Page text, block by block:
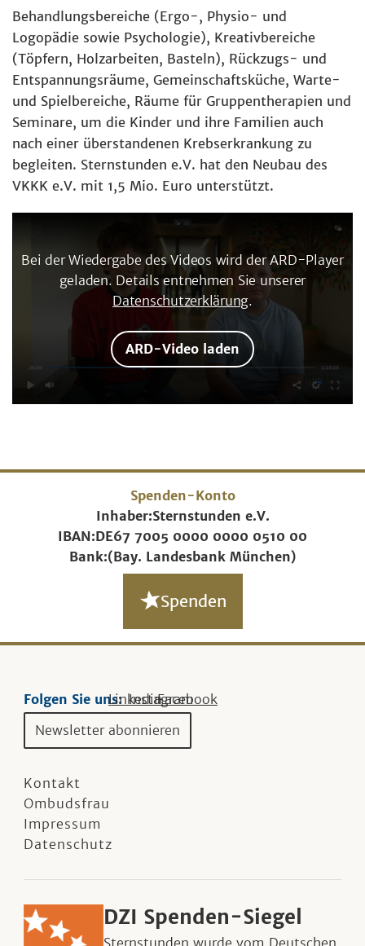
Behandlungsbereiche (Ergo-, Physio- und
Logopädie sowie Psychologie), Kreativbereiche
(Töpfern, Holzarbeiten, Basteln), Rückzugs- und
Entspannungsräume, Gemeinschaftsküche, Warte-
und Spielbereiche, Räume für Gruppentherapien und
Seminare, um die Kinder und ihre Familien auch
nach einer überstandenen Krebserkrankung zu
begleiten. Sternstunden e.V. hat den Neubau des
VKKK e.V. mit 1,5 Mio. Euro unterstützt.
Bei der Wiedergabe des Videos wird der ARD-Player
geladen. Details entnehmen Sie unserer
Datenschutzerklärung.
ARD-Video laden
Spenden-Konto
Inhaber:Sternstunden e.V.
IBAN:DE67 7005 0000 0000 0510 00
Bank:(Bay. Landesbank München)
Spenden
Folgen Sie uns:Linkedin
Instagram
Facebook
Newsletter abonnieren
Kontakt
Ombudsfrau
Impressum
Datenschutz
DZI Spenden-Siegel